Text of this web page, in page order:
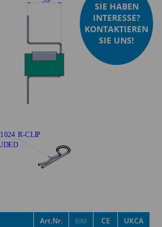
SIE HABEN
INTERESSE?
KONTAKTIEREN
SIE UNS!
Art.Nr. BIM CE UKCA